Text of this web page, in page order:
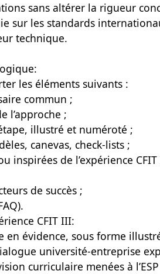
sans altérer la rigueur
sur les standards
technique.
les éléments suivants :
commun ;
l’approche ;
illustré et numéroté ;
canevas, check-lists ;
inspirées de l’expérience
de succès ;
CFIT III:
en évidence, sous forme
université-entreprise
curriculaire menées à l’ESP